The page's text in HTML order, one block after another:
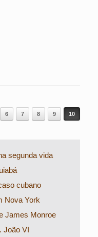
6 7 8 9 10
segunda vida
cubano
Nova York
James Monroe
João VI